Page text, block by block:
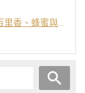
百里香、蜂蜜與番紅花酒